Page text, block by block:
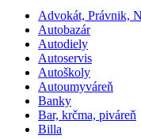
Advokát, Právnik,
Autobazár
Autodiely
Autoservis
Autoškoly
Autoumyváreň
Banky
Bar, krčma, piváreň
Billa